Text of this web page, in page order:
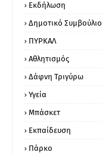
Εκδήλωση
Δημοτικό Συμβούλιο
ΠΥΡΚΑΛ
Αθλητισμός
Δάφνη Τριγύρω
Υγεία
Μπάσκετ
Εκπαίδευση
Πάρκο